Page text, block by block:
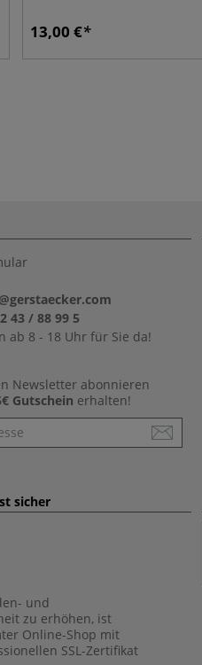
13,00 €
43 / 88 99 5
ab 8 - 18 Uhr für Sie da!
Newsletter abonnieren
Gutschein erhalten!
sicher
und
zu erhöhen, ist
Online-Shop mit
SSL-Zertifikat